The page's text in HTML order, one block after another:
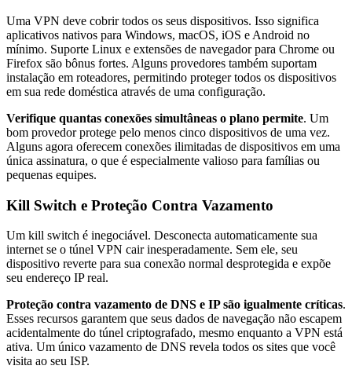
Uma VPN deve cobrir todos os seus dispositivos. Isso significa
aplicativos nativos para Windows, macOS, iOS e Android no
mínimo. Suporte Linux e extensões de navegador para Chrome ou
Firefox são bônus fortes. Alguns provedores também suportam
instalação em roteadores, permitindo proteger todos os dispositivos
em sua rede doméstica através de uma configuração.
Verifique quantas conexões simultâneas o plano permite. Um
bom provedor protege pelo menos cinco dispositivos de uma vez.
Alguns agora oferecem conexões ilimitadas de dispositivos em uma
única assinatura, o que é especialmente valioso para famílias ou
pequenas equipes.
Kill Switch e Proteção Contra Vazamento
Um kill switch é inegociável. Desconecta automaticamente sua
internet se o túnel VPN cair inesperadamente. Sem ele, seu
dispositivo reverte para sua conexão normal desprotegida e expõe
seu endereço IP real.
Proteção contra vazamento de DNS e IP são igualmente críticas.
Esses recursos garantem que seus dados de navegação não escapem
acidentalmente do túnel criptografado, mesmo enquanto a VPN está
ativa. Um único vazamento de DNS revela todos os sites que você
visita ao seu ISP.